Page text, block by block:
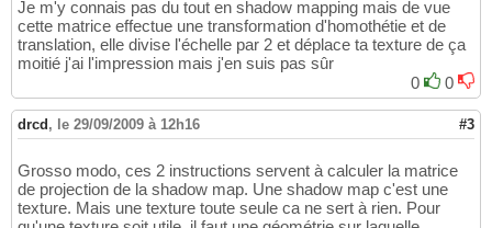
Je m'y connais pas du tout en shadow mapping mais de vue
cette matrice effectue une transformation d'homothétie et de
translation, elle divise l'échelle par 2 et déplace ta texture de ça
moitié j'ai l'impression mais j'en suis pas sûr
0
0
drcd , le 29/09/2009 à 12h16 #3
Grosso modo, ces 2 instructions servent à calculer la matrice
de projection de la shadow map. Une shadow map c'est une
texture. Mais une texture toute seule ca ne sert à rien. Pour